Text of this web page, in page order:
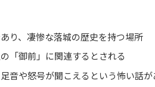
り、凄惨な落城の歴史を持つ場所
「御前」に関連するとされる
音や怒号が聞こえるという怖い話が